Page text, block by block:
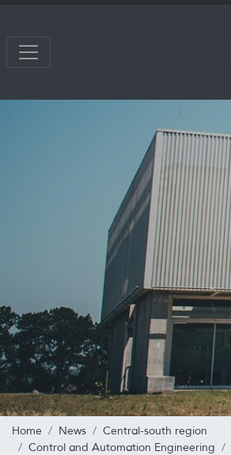
Home News
Central-south region
Control and Automation Engineering